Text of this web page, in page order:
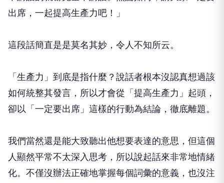
出席，一起提高生產力吧！」
這段話簡直是是莫名其妙，令人不知所云。
「生產力」到底是指什麼？說話者根本沒認真想過該
如何統整其發言，所以才會從「提高生產力」起頭，
卻以「一定要出席」這樣的行動為結論，徹底離題。
我們當然還是能大致聽出他想要表達的意思，但這個
人顯然平常不太深入思考，所以說起話來非常地情緒
化。不僅沒辦法正確地掌握每個詞彙的意義，也沒注